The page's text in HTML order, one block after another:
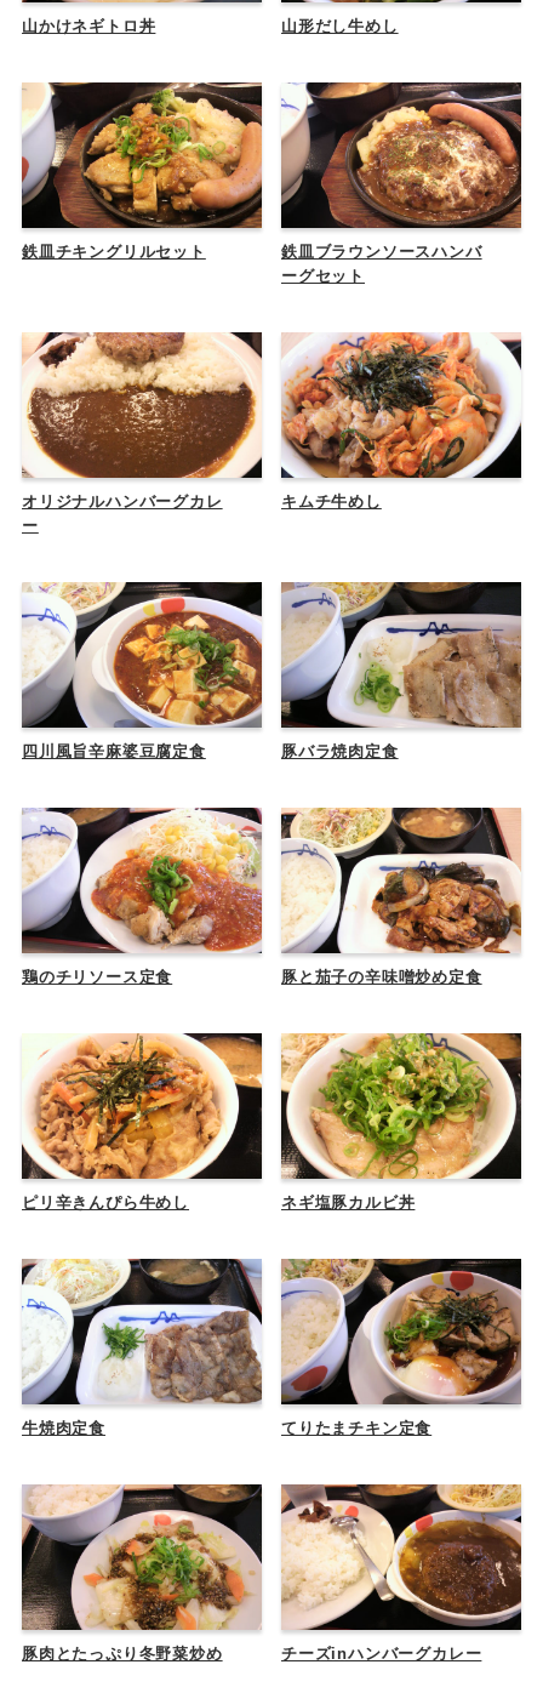
山かけネギトロ丼 山形だし牛めし
鉄皿チキングリルセット
鉄皿ブラウンソースハンバ
ーグセット
オリジナルハンバーグカレ
ー
キムチ牛めし
四川風旨辛麻婆豆腐定食 豚バラ焼肉定食
鶏のチリソース定食 豚と茄子の辛味噌炒め定食
ピリ辛きんぴら牛めし ネギ塩豚カルビ丼
牛焼肉定食 てりたまチキン定食
豚肉とたっぷり冬野菜炒め チーズinハンバーグカレー